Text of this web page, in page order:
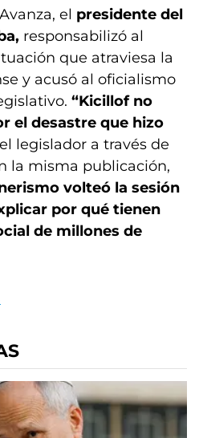
el presidente del
responsabilizó al
que atraviesa la
y acusó al oficialismo
“Kicillof no
el desastre que hizo
legislador a través de
la misma publicación,
volteó la sesión
por qué tienen
de millones de